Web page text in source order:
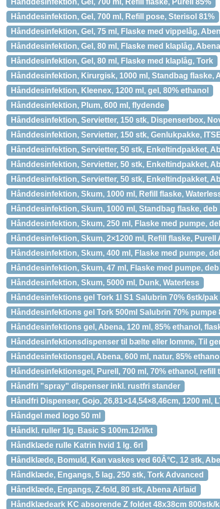
Hånddesinfektion, Gel, 700 ml, Refill flaske, Purell 85%
Hånddesinfektion, Gel, 700 ml, Refill pose, Sterisol 81%
Hånddesinfektion, Gel, 75 ml, Flaske med vippelåg,
Hånddesinfektion, Gel, 80 ml, Flaske med klaplåg,
Hånddesinfektion, Gel, 80 ml, Flaske med klaplåg, Tork
Hånddesinfektion, Kirurgisk, 1000 ml, Standbag flaske,
Hånddesinfektion, Kleenex, 1200 ml, gel, 80% ethanol
Hånddesinfektion, Plum, 600 ml, flydende
Hånddesinfektion, Servietter, 150 stk, Dispenserbox,
Hånddesinfektion, Servietter, 150 stk, Genlukpakke,
Hånddesinfektion, Servietter, 50 stk, Enkeltindpakket,
Hånddesinfektion, Servietter, 50 stk, Enkeltindpakket,
Hånddesinfektion, Servietter, 50 stk, Enkeltindpakket,
Hånddesinfektion, Skum, 1000 ml, Refill flaske,
Hånddesinfektion, Skum, 1000 ml, Standbag flaske, deb
Hånddesinfektion, Skum, 250 ml, Flaske med pumpe,
Hånddesinfektion, Skum, 2×1200 ml, Refill flaske, Purell
Hånddesinfektion, Skum, 400 ml, Flaske med pumpe,
Hånddesinfektion, Skum, 47 ml, Flaske med pumpe,
Hånddesinfektion, Skum, 5000 ml, Dunk, Waterless
Hånddesinfektions gel Tork 1l S1 Salubrin 70% 6stk/pak
Hånddesinfektions gel Tork 500ml Salubrin 70% pumpe
Hånddesinfektions gel, Abena, 120 ml, 85% ethanol,
Hånddesinfektionsdispenser til bælte eller lomme, Til
Hånddesinfektionsgel, Abena, 600 ml, natur, 85%
Hånddesinfektionsgel, Purell, 700 ml, 70% ethanol, refill
Håndfri "spray" dispenser inkl. rustfri stander
Håndfri Dispenser, Gojo, 26,81×14,54×8,46cm, 1200
Håndgel med logo 50 ml
Håndkl. ruller 1lg. Basic S 100m.12rl/kt
Håndklæde rulle Katrin hvid 1 lg. 6rl
Håndklæde, Bomuld, Kan vaskes ved 60Â°C, 12 stk,
Håndklæde, Engangs, 5 lag, 250 stk, Tork Advanced
Håndklæde, Engangs, Z-fold, 80 stk, Abena Airlaid
Håndklædeark KC absorende Z foldet 48x38cm 800stk/